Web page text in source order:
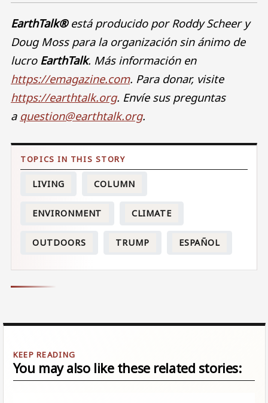
EarthTalk®está producido por Roddy Scheer y
Doug Moss para la organización sin ánimo de
lucro EarthTalk. Más información en
https://emagazine.com. Para donar, visite
https://earthtalk.org. Envíe sus preguntas
a question@earthtalk.org.
LIVING COLUMN
ENVIRONMENT CLIMATE
OUTDOORS TRUMP ESPAÑOL
You may also like these related stories: